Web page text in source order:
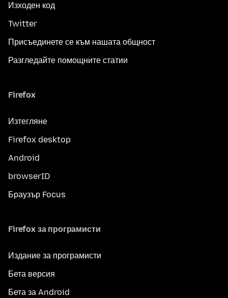
Изходен код
Twitter
Присъединете се към нашата общност
Разгледайте помощните статии
Firefox
Изтегляне
Firefox desktop
Android
browserID
Браузър Focus
Firefox за програмисти
Издание за програмисти
Бета версия
Бета за Android